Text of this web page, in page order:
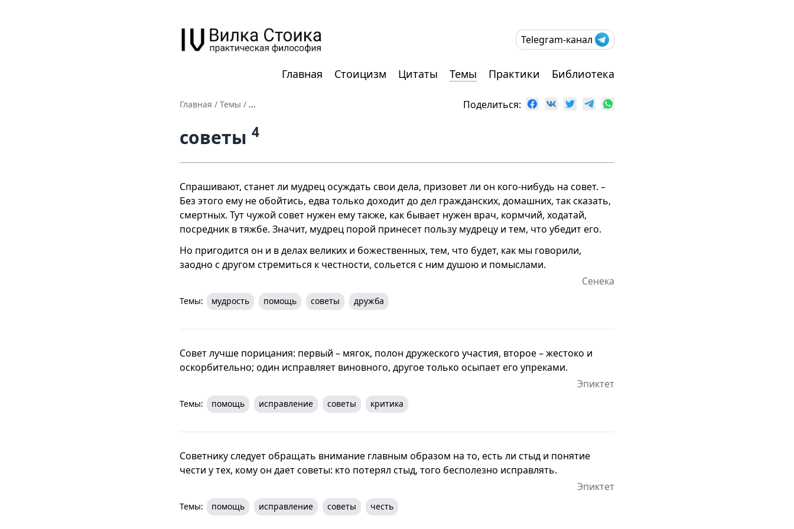
Telegram-канал
Главная Стоицизм Цитаты Темы Практики Библиотека
Главная / Темы / ... Поделиться:
советы 4
Спрашивают, станет ли мудрец осуждать свои дела, призовет ли он кого-нибудь на совет. –
Без этого ему не обойтись, едва только доходит до дел гражданских, домашних, так сказать,
смертных. Тут чужой совет нужен ему также, как бывает нужен врач, кормчий, ходатай,
посредник в тяжбе. Значит, мудрец порой принесет пользу мудрецу и тем, что убедит его.
Но пригодится он и в делах великих и божественных, тем, что будет, как мы говорили,
заодно с другом стремиться к честности, сольется с ним душою и помыслами.
Сенека
Темы: мудрость помощь советы дружба
Совет лучше порицания: первый – мягок, полон дружеского участия, второе – жестоко и
оскорбительно; один исправляет виновного, другое только осыпает его упреками.
Эпиктет
Темы: помощь исправление советы критика
Советнику следует обращать внимание главным образом на то, есть ли стыд и понятие
чести у тех, кому он дает советы: кто потерял стыд, того бесполезно исправлять.
Эпиктет
Темы: помощь исправление советы честь